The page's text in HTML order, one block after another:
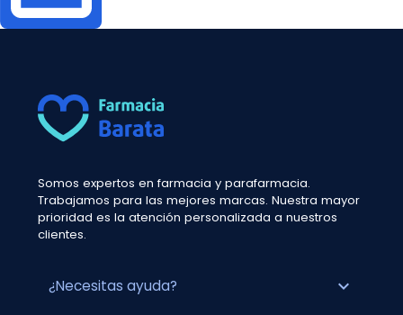
Somos expertos en farmacia y parafarmacia.
Trabajamos para las mejores marcas. Nuestra mayor
prioridad es la atención personalizada a nuestros
clientes.
¿Necesitas ayuda? expand_more